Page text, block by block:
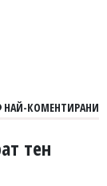
НАЙ-КОМЕНТИРАНИ
тен